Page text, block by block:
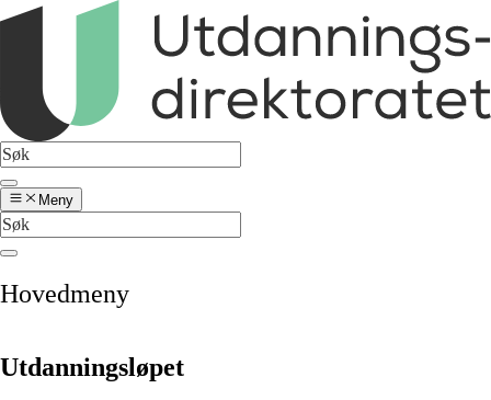
Meny
Hovedmeny
Utdanningsløpet